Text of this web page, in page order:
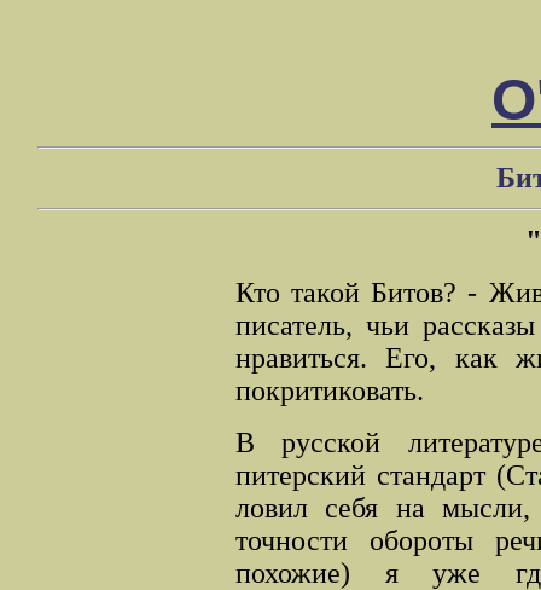
Кто такой Битов? -
писатель, чьи
нравиться. Его, как
покритиковать.
В русской
питерский стандарт
ловил себя на
точности обороты
похожие) я уже